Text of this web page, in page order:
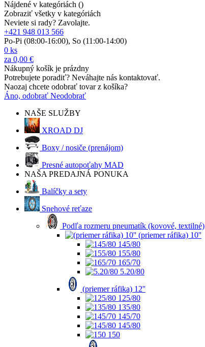
Nájdené v kategóriách ()
Zobraziť všetky v kategóriách
Neviete si rady? Zavolajte.
+421 948 013 566
Po-Pi (08:00-16:00), So (11:00-14:00)
0 ks
za 0,00 €
Nákupný košík je prázdny
Potrebujete poradiť? Neváhajte nás kontaktovať.
Naozaj chcete odobrať tovar z košíka?
Áno, odobrať Neodobrať
NAŠE SLUŽBY
XROAD DJ
Boxy / nosiče (prenájom)
Presné autopoťahy MAD
NAŠA PREDAJNÁ PONUKA
Balíčky a sety
Snehové reťaze
Podľa rozmeru pneumatík (kovové, textilné)
(priemer ráfika) 10''
145/80
155/80
165/70
5.20/80
(priemer ráfika) 12''
125/80
135/80
145/70
145/80
150